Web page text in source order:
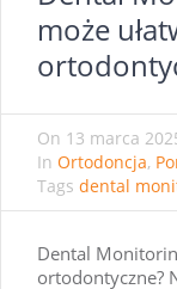
może
On 13 marca
In Ortodoncja,
Tags dental
Dental
ortodontyczne?